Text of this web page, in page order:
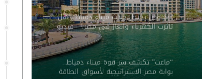
الغموض يحيط بحادث ميناء دمياط.. هل
تأثرت الكهرباء والغاز في مصر؟ | فيديو
لـ”ماعت جروب”
“ماعت” تكشف سر قوة ميناء دمياط..
بوابة مصر الاستراتيجية لأسواق الطاقة